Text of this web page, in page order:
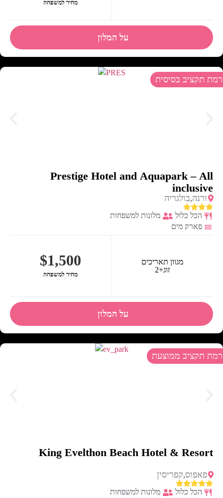
מחיר למשפחה
על המלון
רמת תקציב בסיסית
Prestige Hotel and Aquapark – All
inclusive
ורנה,בולגריה
הכל כלול
מלונות למשפחות
פארק מים
מגוון תאריכים
זוג+2
$1,500
מחיר למשפחה
על המלון
רמת תקציב ממוצעת
King Evelthon Beach Hotel & Resort
פאפוס,קפריסין
הכל כלול
מלונות למשפחות